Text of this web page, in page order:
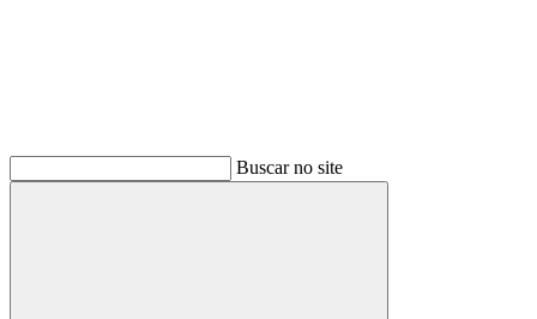
Buscar no site